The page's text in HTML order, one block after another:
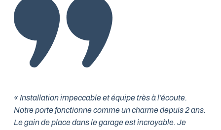
« Installation impeccable et équipe très à l’écoute.
Notre porte fonctionne comme un charme depuis 2 ans.
Le gain de place dans le garage est incroyable. Je